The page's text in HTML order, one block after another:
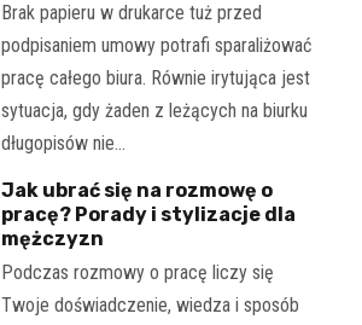
Brak papieru w drukarce tuż przed
podpisaniem umowy potrafi sparaliżować
pracę całego biura. Równie irytująca jest
sytuacja, gdy żaden z leżących na biurku
długopisów nie…
Jak ubrać się na rozmowę o
pracę? Porady i stylizacje dla
mężczyzn
Podczas rozmowy o pracę liczy się
Twoje doświadczenie, wiedza i sposób